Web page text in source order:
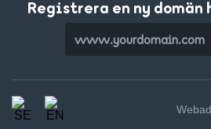
Registrera en ny domän